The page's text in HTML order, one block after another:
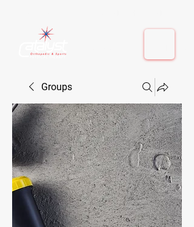
Groups